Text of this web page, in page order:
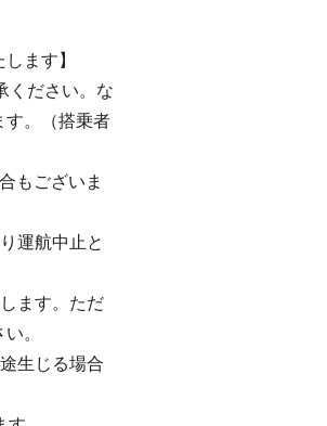
ます】
ください。な
す。（搭乗者
もございま
運航中止と
ます。ただ
。
生じる場合